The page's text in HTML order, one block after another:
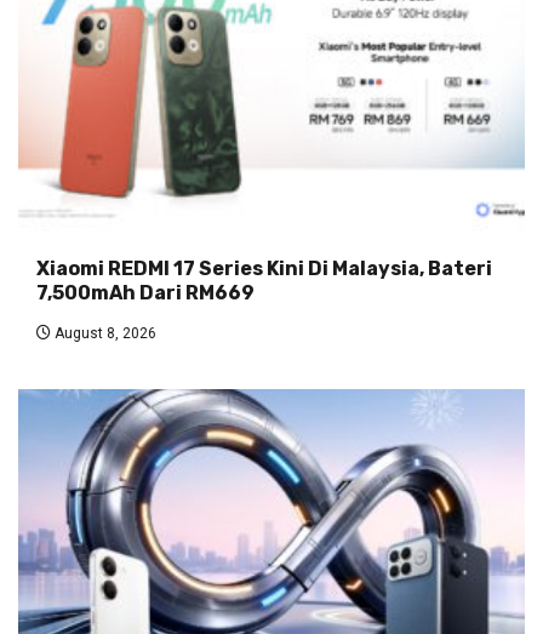
Xiaomi REDMI 17 Series Kini Di Malaysia, Bateri
7,500mAh Dari RM669
August 8, 2026